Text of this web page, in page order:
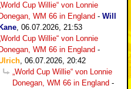
Cup Willie“ von Lonnie
Donegan, WM 66 in England - Will
Kane, 06.07.2026, 21:53
Cup Willie“ von Lonnie
Donegan, WM 66 in England -
, 06.07.2026, 20:42
„World Cup Willie“ von Lonnie
Donegan, WM 66 in England -